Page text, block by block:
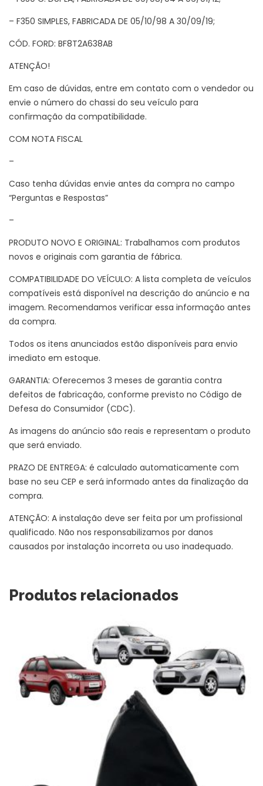
– F350 SIMPLES, FABRICADA DE 05/10/98 A 30/09/19;
CÓD. FORD: BF8T2A638AB
ATENÇÃO!
Em caso de dúvidas, entre em contato com o vendedor ou
envie o número do chassi do seu veículo para
confirmação da compatibilidade.
COM NOTA FISCAL
–
Caso tenha dúvidas envie antes da compra no campo
“Perguntas e Respostas”
–
PRODUTO NOVO E ORIGINAL: Trabalhamos com produtos
novos e originais com garantia de fábrica.
COMPATIBILIDADE DO VEÍCULO: A lista completa de veículos
compatíveis está disponível na descrição do anúncio e na
imagem. Recomendamos verificar essa informação antes
da compra.
Todos os itens anunciados estão disponíveis para envio
imediato em estoque.
GARANTIA: Oferecemos 3 meses de garantia contra
defeitos de fabricação, conforme previsto no Código de
Defesa do Consumidor (CDC).
As imagens do anúncio são reais e representam o produto
que será enviado.
PRAZO DE ENTREGA: é calculado automaticamente com
base no seu CEP e será informado antes da finalização da
compra.
ATENÇÃO: A instalação deve ser feita por um profissional
qualificado. Não nos responsabilizamos por danos
causados por instalação incorreta ou uso inadequado.
Produtos relacionados